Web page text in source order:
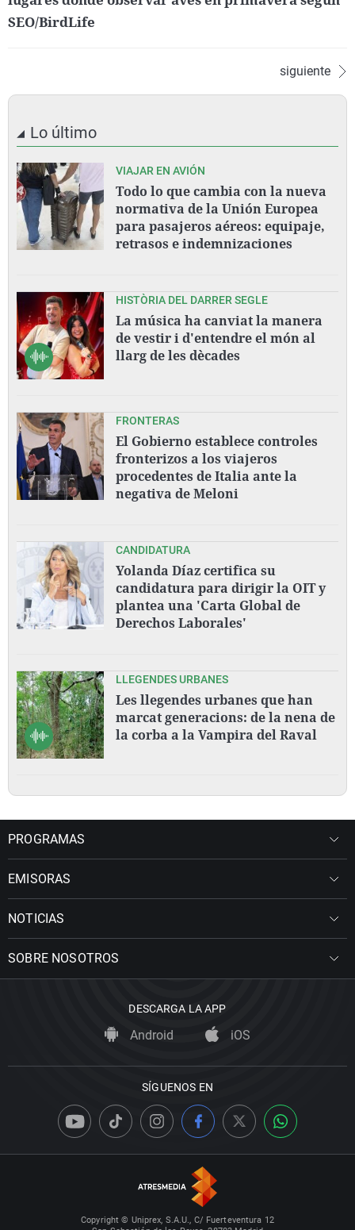
SEO/BirdLife
siguiente
Lo último
VIAJAR EN AVIÓN
Todo lo que cambia con la nueva
normativa de la Unión Europea
para pasajeros aéreos: equipaje,
retrasos e indemnizaciones
HISTÒRIA DEL DARRER SEGLE
La música ha canviat la manera
de vestir i d'entendre el món al
llarg de les dècades
FRONTERAS
El Gobierno establece controles
fronterizos a los viajeros
procedentes de Italia ante la
negativa de Meloni
CANDIDATURA
Yolanda Díaz certifica su
candidatura para dirigir la OIT y
plantea una 'Carta Global de
Derechos Laborales'
LLEGENDES URBANES
Les llegendes urbanes que han
marcat generacions: de la nena de
la corba a la Vampira del Raval
PROGRAMAS
EMISORAS
NOTICIAS
SOBRE NOSOTROS
DESCARGA LA APP
Android iOS
SÍGUENOS EN
Copyright © Uniprex, S.A.U., C/ Fuerteventura 12